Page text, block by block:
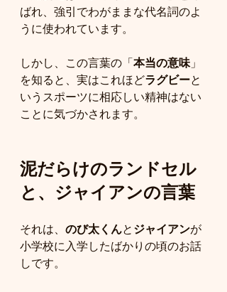
ばれ、強引でわがままな代名詞のよ
うに使われています。
しかし、この言葉の「 本当の意味」
を知ると、実はこれほどラグビーと
いうスポーツに相応しい精神はない
ことに気づかされます。
泥だらけのランドセル
と、ジャイアンの言葉
それは、 のび太くんと ジャイアンが
小学校に入学したばかりの頃のお話
しです。